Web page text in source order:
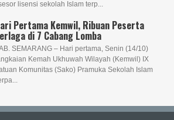
lisensi sekolah Islam terp...
Pertama Kemwil, Ribuan Peserta
di 7 Cabang Lomba
SEMARANG – Hari pertama, Senin (14/10)
Kemah Ukhuwah Wilayah (Kemwil) IX
Komunitas (Sako) Pramuka Sekolah Islam